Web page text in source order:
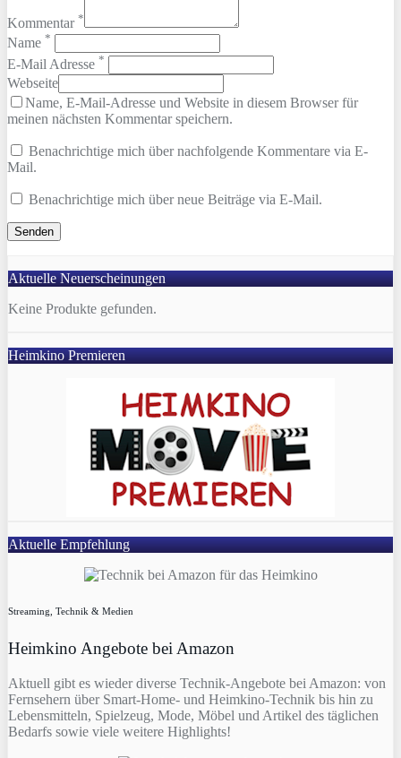
Kommentar *
Name *
E-Mail Adresse *
Webseite
Name, E-Mail-Adresse und Website in diesem Browser für
meinen nächsten Kommentar speichern.
Benachrichtige mich über nachfolgende Kommentare via E-
Mail.
Benachrichtige mich über neue Beiträge via E-Mail.
Aktuelle Neuerscheinungen
Keine Produkte gefunden.
Heimkino Premieren
Aktuelle Empfehlung
Streaming, Technik & Medien
Heimkino Angebote bei Amazon
Aktuell gibt es wieder diverse Technik-Angebote bei Amazon: von
Fernsehern über Smart-Home- und Heimkino-Technik bis hin zu
Lebensmitteln, Spielzeug, Mode, Möbel und Artikel des täglichen
Bedarfs sowie viele weitere Highlights!